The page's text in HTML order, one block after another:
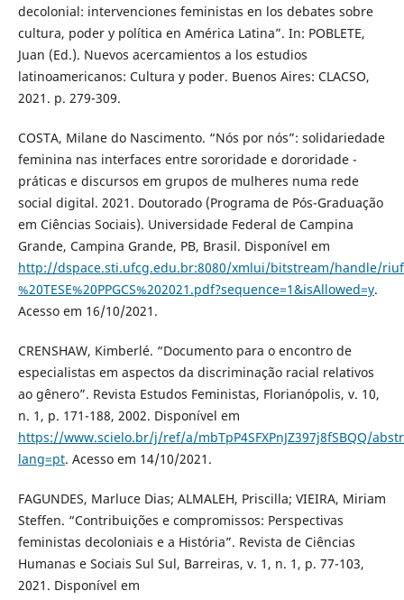
decolonial: intervenciones feministas en los debates sobre
cultura, poder y política en América Latina”. In: POBLETE,
Juan (Ed.). Nuevos acercamientos a los estudios
latinoamericanos: Cultura y poder. Buenos Aires: CLACSO,
2021. p. 279-309.
COSTA, Milane do Nascimento. “Nós por nós”: solidariedade
feminina nas interfaces entre sororidade e dororidade -
práticas e discursos em grupos de mulheres numa rede
social digital. 2021. Doutorado (Programa de Pós-Graduação
em Ciências Sociais). Universidade Federal de Campina
Grande, Campina Grande, PB, Brasil. Disponível em
http://dspace.sti.ufcg.edu.br:8080/xmlui/bitstream/handle/
%20TESE%20PPGCS%202021.pdf?sequence=1&isAllowed=y.
Acesso em 16/10/2021.
CRENSHAW, Kimberlé. “Documento para o encontro de
especialistas em aspectos da discriminação racial relativos
ao gênero”. Revista Estudos Feministas, Florianópolis, v. 10,
n. 1, p. 171-188, 2002. Disponível em
https://www.scielo.br/j/ref/a/mbTpP4SFXPnJZ397j8fSBQQ/
lang=pt. Acesso em 14/10/2021.
FAGUNDES, Marluce Dias; ALMALEH, Priscilla; VIEIRA, Miriam
Steffen. “Contribuições e compromissos: Perspectivas
feministas decoloniais e a História”. Revista de Ciências
Humanas e Sociais Sul Sul, Barreiras, v. 1, n. 1, p. 77-103,
2021. Disponível em